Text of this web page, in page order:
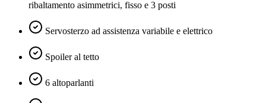
ribaltamento asimmetrici, fisso e 3 posti
Servosterzo ad assistenza variabile e elettrico
Spoiler al tetto
6 altoparlanti